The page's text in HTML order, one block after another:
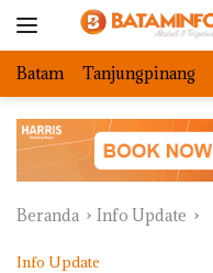
Batam Tanjungpinang
Beranda Info Update
Info Update